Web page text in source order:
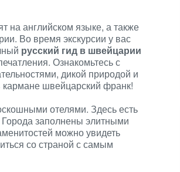
на английском языке, а также
Во время экскурсии у вас
русский гид в швейцарии
Ознакомьтесь с
дикой природой и
кармане швейцарский франк!
отелями. Здесь есть
заполнены элитными
можно увидеть
со страной с самым